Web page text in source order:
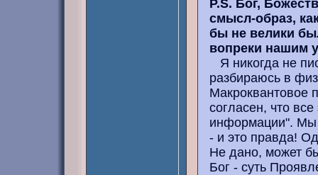
P.S. Бог,
смысл-образ,
бы не велики
вопреки нашим
Я никогда не
разбираюсь в
Макроквантовое
согласен, что
информации". Мы
- и это правда!
Не дано, может
Бог - суть